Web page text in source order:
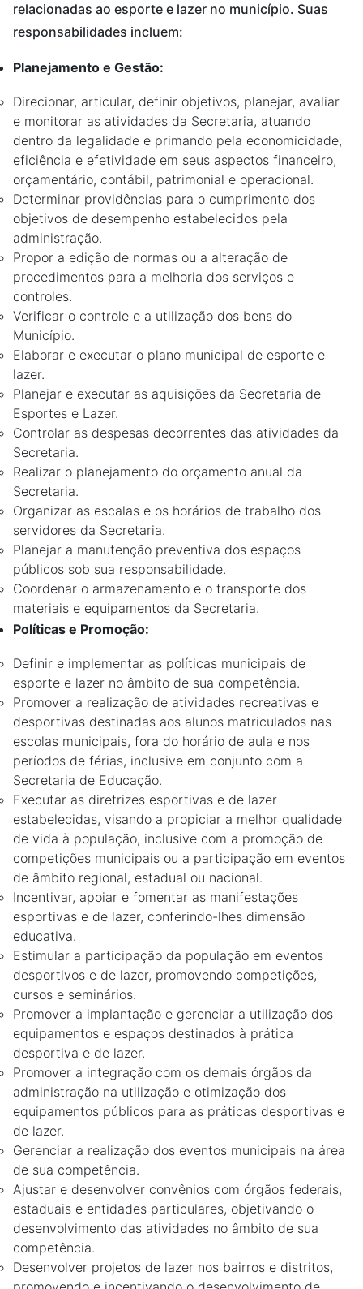
relacionadas ao esporte e lazer no município. Suas
responsabilidades incluem:
Planejamento e Gestão:
Direcionar, articular, definir objetivos, planejar, avaliar
e monitorar as atividades da Secretaria, atuando
dentro da legalidade e primando pela economicidade,
eficiência e efetividade em seus aspectos financeiro,
orçamentário, contábil, patrimonial e operacional.
Determinar providências para o cumprimento dos
objetivos de desempenho estabelecidos pela
administração.
Propor a edição de normas ou a alteração de
procedimentos para a melhoria dos serviços e
controles.
Verificar o controle e a utilização dos bens do
Município.
Elaborar e executar o plano municipal de esporte e
lazer.
Planejar e executar as aquisições da Secretaria de
Esportes e Lazer.
Controlar as despesas decorrentes das atividades da
Secretaria.
Realizar o planejamento do orçamento anual da
Secretaria.
Organizar as escalas e os horários de trabalho dos
servidores da Secretaria.
Planejar a manutenção preventiva dos espaços
públicos sob sua responsabilidade.
Coordenar o armazenamento e o transporte dos
materiais e equipamentos da Secretaria.
Políticas e Promoção:
Definir e implementar as políticas municipais de
esporte e lazer no âmbito de sua competência.
Promover a realização de atividades recreativas e
desportivas destinadas aos alunos matriculados nas
escolas municipais, fora do horário de aula e nos
períodos de férias, inclusive em conjunto com a
Secretaria de Educação.
Executar as diretrizes esportivas e de lazer
estabelecidas, visando a propiciar a melhor qualidade
de vida à população, inclusive com a promoção de
competições municipais ou a participação em eventos
de âmbito regional, estadual ou nacional.
Incentivar, apoiar e fomentar as manifestações
esportivas e de lazer, conferindo-lhes dimensão
educativa.
Estimular a participação da população em eventos
desportivos e de lazer, promovendo competições,
cursos e seminários.
Promover a implantação e gerenciar a utilização dos
equipamentos e espaços destinados à prática
desportiva e de lazer.
Promover a integração com os demais órgãos da
administração na utilização e otimização dos
equipamentos públicos para as práticas desportivas e
de lazer.
Gerenciar a realização dos eventos municipais na área
de sua competência.
Ajustar e desenvolver convênios com órgãos federais,
estaduais e entidades particulares, objetivando o
desenvolvimento das atividades no âmbito de sua
competência.
Desenvolver projetos de lazer nos bairros e distritos,